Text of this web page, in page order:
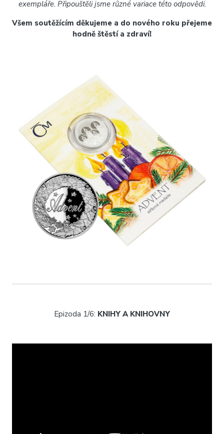
exempláře. Připouštěli jsme různé variace této odpovědi.
Všem soutěžícím děkujeme a do nového roku přejeme
hodně štěstí a zdraví!
Epizoda 1/6: KNIHY A KNIHOVNY